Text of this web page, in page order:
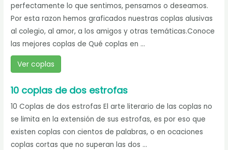
perfectamente lo que sentimos, pensamos o deseamos.
Por esta razon hemos graficados nuestras coplas alusivas
al colegio, al amor, a los amigos y otras temáticas.Conoce
las mejores coplas de Qué coplas en ...
Ver coplas
10 coplas de dos estrofas
10 Coplas de dos estrofas El arte literario de las coplas no
se limita en la extensión de sus estrofas, es por eso que
existen coplas con cientos de palabras, o en ocaciones
coplas cortas que no superan las dos ...